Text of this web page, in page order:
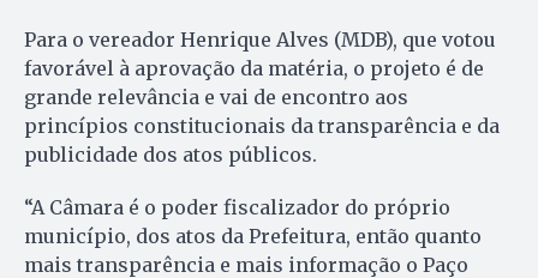
Para o vereador Henrique Alves (MDB), que votou
favorável à aprovação da matéria, o projeto é de
grande relevância e vai de encontro aos
princípios constitucionais da transparência e da
publicidade dos atos públicos.
“A Câmara é o poder fiscalizador do próprio
município, dos atos da Prefeitura, então quanto
mais transparência e mais informação o Paço